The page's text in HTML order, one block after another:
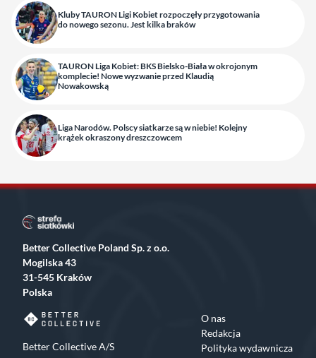
Kluby TAURON Ligi Kobiet rozpoczęły przygotowania
do nowego sezonu. Jest kilka braków
TAURON Liga Kobiet: BKS Bielsko-Biała w okrojonym
komplecie! Nowe wyzwanie przed Klaudią
Nowakowską
Liga Narodów. Polscy siatkarze są w niebie! Kolejny
krążek okraszony dreszczowcem
Better Collective Poland Sp. z o.o.
Mogilska 43
31-545 Kraków
Polska
Better Collective A/S
O nas
Redakcja
Polityka wydawnicza